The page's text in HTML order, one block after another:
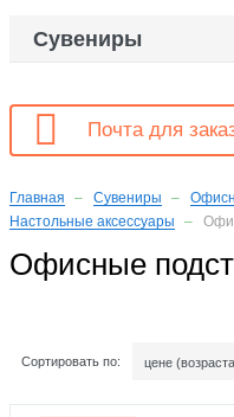
Сувениры
 Почта для
Главная Сувениры
Настольные аксессуары
Офисные
Сортировать по: цене